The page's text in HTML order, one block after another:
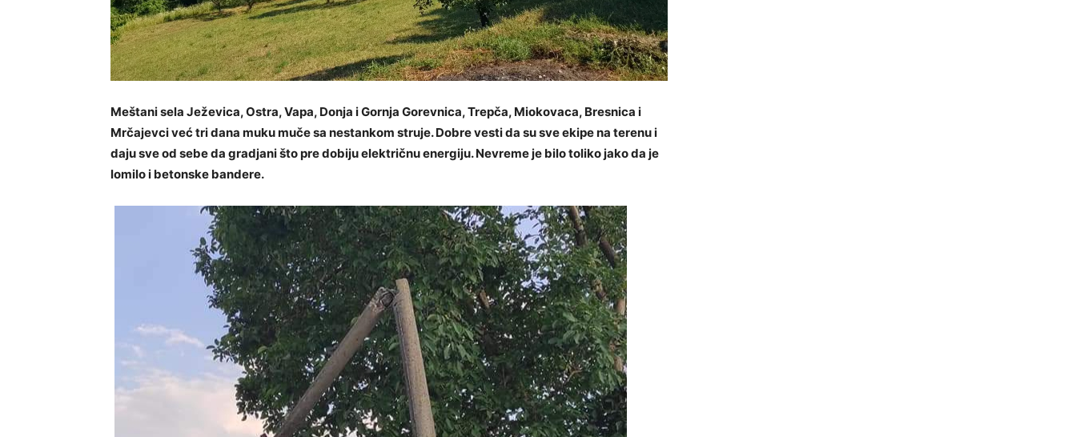
Meštani sela Ježevica, Ostra, Vapa, Donja i Gornja Gorevnica, Trepča, Miokovaca, Bresnica i
Mrčajevci već tri dana muku muče sa nestankom struje. Dobre vesti da su sve ekipe na terenu i
daju sve od sebe da gradjani što pre dobiju električnu energiju. Nevreme je bilo toliko jako da je
lomilo i betonske bandere.